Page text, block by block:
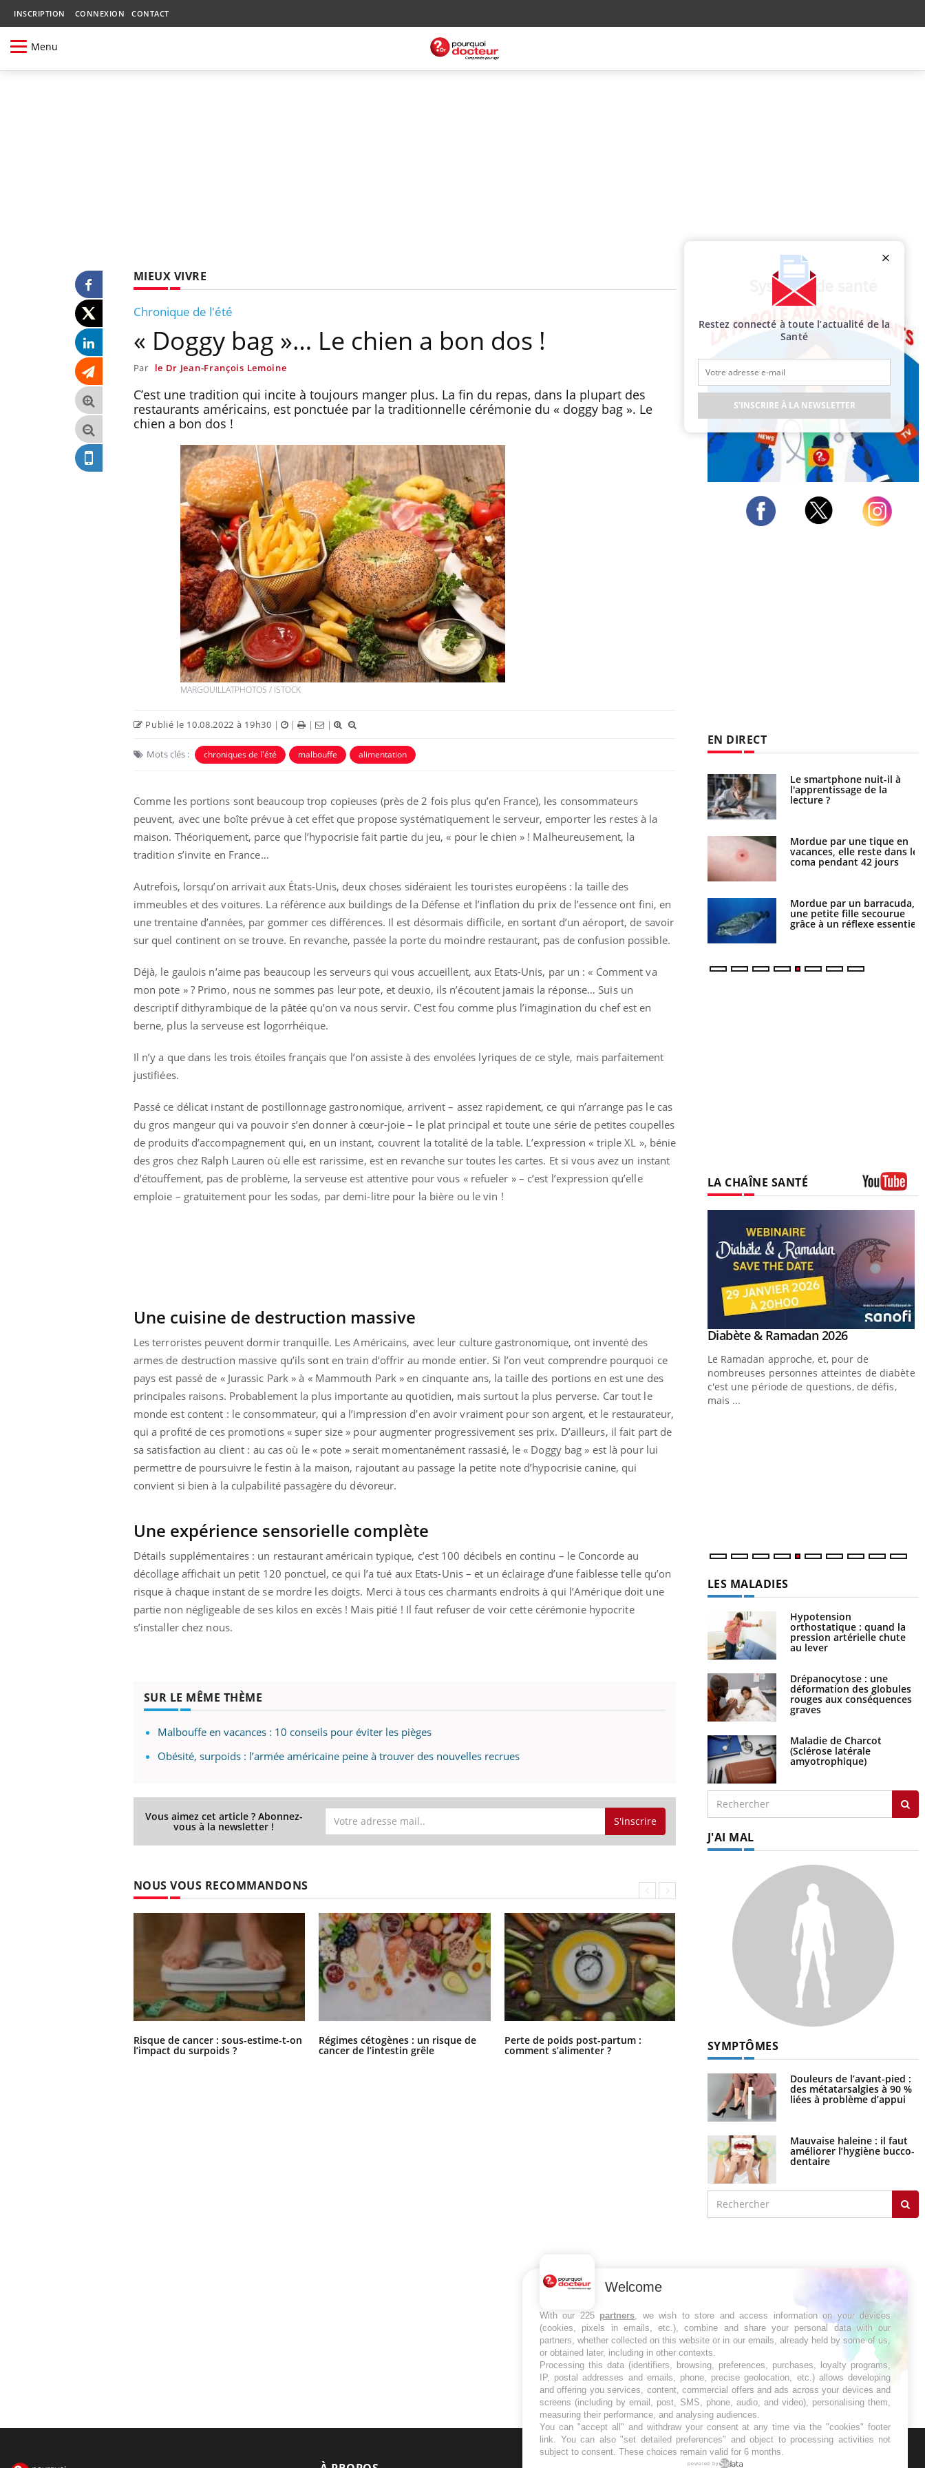
INSCRIPTION CONNEXION CONTACT
Menu
MIEUX VIVRE
Chronique de l'été
« Doggy bag »… Le chien a bon dos !
Par le Dr Jean-François Lemoine
C’est une tradition qui incite à toujours manger plus. La fin du repas, dans la plupart des
restaurants américains, est ponctuée par la traditionnelle cérémonie du « doggy bag ». Le
chien a bon dos !
MARGOUILLATPHOTOS / ISTOCK
Publié le 10.08.2022 à 19h30 | | | |
Mots clés : chroniques de l'été malbouffe alimentation
Comme les portions sont beaucoup trop copieuses (près de 2 fois plus qu’en France), les consommateurs
peuvent, avec une boîte prévue à cet effet que propose systématiquement le serveur, emporter les restes à la
maison. Théoriquement, parce que l’hypocrisie fait partie du jeu, « pour le chien » ! Malheureusement, la
tradition s’invite en France…
Autrefois, lorsqu’on arrivait aux États-Unis, deux choses sidéraient les touristes européens : la taille des
immeubles et des voitures. La référence aux buildings de la Défense et l’inflation du prix de l’essence ont fini, en
une trentaine d’années, par gommer ces différences. Il est désormais difficile, en sortant d’un aéroport, de savoir
sur quel continent on se trouve. En revanche, passée la porte du moindre restaurant, pas de confusion possible.
Déjà, le gaulois n’aime pas beaucoup les serveurs qui vous accueillent, aux Etats-Unis, par un : « Comment va
mon pote » ? Primo, nous ne sommes pas leur pote, et deuxio, ils n’écoutent jamais la réponse… Suis un
descriptif dithyrambique de la pâtée qu’on va nous servir. C’est fou comme plus l’imagination du chef est en
berne, plus la serveuse est logorrhéique.
Il n’y a que dans les trois étoiles français que l’on assiste à des envolées lyriques de ce style, mais parfaitement
justifiées.
Passé ce délicat instant de postillonnage gastronomique, arrivent – assez rapidement, ce qui n’arrange pas le cas
du gros mangeur qui va pouvoir s’en donner à cœur-joie – le plat principal et toute une série de petites coupelles
de produits d’accompagnement qui, en un instant, couvrent la totalité de la table. L’expression « triple XL », bénie
des gros chez Ralph Lauren où elle est rarissime, est en revanche sur toutes les cartes. Et si vous avez un instant
d’étouffement, pas de problème, la serveuse est attentive pour vous « refueler » – c’est l’expression qu’elle
emploie – gratuitement pour les sodas, par demi-litre pour la bière ou le vin !
Une cuisine de destruction massive
Les terroristes peuvent dormir tranquille. Les Américains, avec leur culture gastronomique, ont inventé des
armes de destruction massive qu’ils sont en train d’offrir au monde entier. Si l’on veut comprendre pourquoi ce
pays est passé de « Jurassic Park » à « Mammouth Park » en cinquante ans, la taille des portions en est une des
principales raisons. Probablement la plus importante au quotidien, mais surtout la plus perverse. Car tout le
monde est content : le consommateur, qui a l’impression d’en avoir vraiment pour son argent, et le restaurateur,
qui a profité de ces promotions « super size » pour augmenter progressivement ses prix. D’ailleurs, il fait part de
sa satisfaction au client : au cas où le « pote » serait momentanément rassasié, le « Doggy bag » est là pour lui
permettre de poursuivre le festin à la maison, rajoutant au passage la petite note d’hypocrisie canine, qui
convient si bien à la culpabilité passagère du dévoreur.
Une expérience sensorielle complète
Détails supplémentaires : un restaurant américain typique, c’est 100 décibels en continu – le Concorde au
décollage affichait un petit 120 ponctuel, ce qui l’a tué aux Etats-Unis – et un éclairage d’une faiblesse telle qu’on
risque à chaque instant de se mordre les doigts. Merci à tous ces charmants endroits à qui l’Amérique doit une
partie non négligeable de ses kilos en excès ! Mais pitié ! Il faut refuser de voir cette cérémonie hypocrite
s’installer chez nous.
SUR LE MÊME THÈME
Malbouffe en vacances : 10 conseils pour éviter les pièges
Obésité, surpoids : l’armée américaine peine à trouver des nouvelles recrues
Vous aimez cet article ? Abonnez-
vous à la newsletter ! S'inscrire
NOUS VOUS RECOMMANDONS
Risque de cancer : sous-estime-t-on
l’impact du surpoids ?
Régimes cétogènes : un risque de
cancer de l’intestin grêle
Perte de poids post-partum :
comment s’alimenter ?
Comment nous percevons le chaud
et le froid : une recherche éclaire le
sujet
EN DIRECT
Cytomégalovirus : ce qui
change dans la prise en
charge des femmes
La sieste empêche-t-elle de
elle enfin ?
Pourquoi votre ventre
Fortes chaleurs : pourquoi
le risque de noyade
grimpe-t-il ?
Pourquoi manger moins de
Grossesse et chaleur : ce
que dit la science
Le smartphone nuit-il à
l'apprentissage de la
lecture ?
Mordue par une tique en
vacances, elle reste dans le
coma pendant 42 jours
Mordue par un barracuda,
une petite fille secourue
grâce à un réflexe essentiel
LA CHAÎNE SANTÉ
Carence en fer : comprendre pour
Youtube
Fatigue, irritabilité, brouillard mental ou
même alopécie… Les symptômes de la
carence en fer sont multiples ce qui la rend
Youtube
Insuline & Charge mentale : et si on
osait en parler??Youtube
En 2026, l'insuline dans le diabète de type 2
reste entourée d'idées reçues chez les
patients comme parfois chez les soignants.
Eczéma Chronique des Mains : se
préparer pour l’été !Youtube
L'été arrive… et avec lui, un tout nouveau
rythme de vie ! Vacances, plage, piscine,
soleil, activités en plein air… Nos mains sont
...
Youtube
Diabète & Ramadan 2026Youtube
Le Ramadan approche, et, pour de
nombreuses personnes atteintes de diabète,
c'est une période de questions, de défis,
mais ...
LES MALADIES
Hypotension
orthostatique : quand la
pression artérielle chute
au lever
Drépanocytose : une
déformation des globules
rouges aux conséquences
graves
Maladie de Charcot
(Sclérose latérale
amyotrophique)
J'AI MAL
SYMPTÔMES
Douleurs de l’avant-pied :
des métatarsalgies à 90 %
liées à problème d’appui
Mauvaise haleine : il faut
améliorer l’hygiène bucco-
dentaire
Restez connecté à toute l’actualité de la
Santé
S'INSCRIRE À LA NEWSLETTER
Welcome
With our 225 partners, we wish to store and access information on your devices
(cookies, pixels in emails, etc.), combine and share your personal data with our
partners, whether collected on this website or in our emails, already held by some of us,
or obtained later, including in other contexts.
Processing this data (identifiers, browsing, preferences, purchases, loyalty programs,
IP, postal addresses and emails, phone, precise geolocation, etc.) allows developing
and offering you services, content, commercial offers and ads across your devices and
screens (including by email, post, SMS, phone, audio, and video), personalising them,
measuring their performance, and analysing audiences.
You can "accept all" and withdraw your consent at any time via the "cookies" footer
link. You can also "set detailed preferences" and object to processing activities not
subject to consent. These choices remain valid for 6 months.
powered by